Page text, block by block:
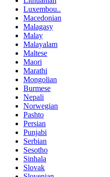
Luxembou..
Macedonian
Malagasy
Malay
Malayalam
Maltese
Maori
Marathi
Mongolian
Burmese
Nepali
Norwegian
Pashto
Persian
Punjabi
Serbian
Sesotho
Sinhala
Slovak